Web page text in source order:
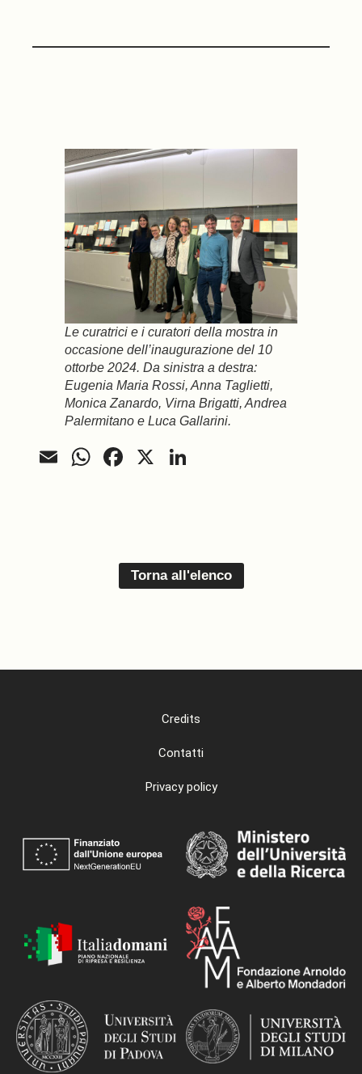
Le curatrici e i curatori della mostra in
occasione dell’inaugurazione del 10
ottorbe 2024. Da sinistra a destra:
Eugenia Maria Rossi, Anna Taglietti,
Monica Zanardo, Virna Brigatti, Andrea
Palermitano e Luca Gallarini.
EmailWhatsApp
Facebook
X
Torna all'elenco
Credits
Contatti
Privacy policy